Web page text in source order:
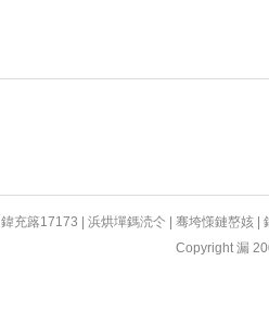
鍏充簬17173 |浜烘墠鎷涜仒 |骞垮憡鏈嶅姟 |
Copyright 漏